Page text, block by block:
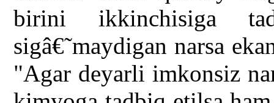
birini ikkinchisiga
sigâ€˜maydigan narsa
"Agar deyarli imkonsiz